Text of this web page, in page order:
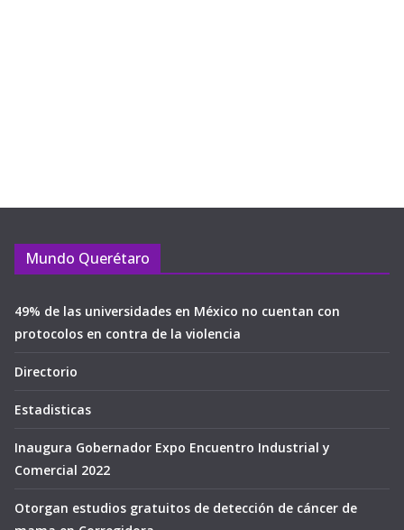
Mundo Querétaro
49% de las universidades en México no cuentan con
protocolos en contra de la violencia
Directorio
Estadisticas
Inaugura Gobernador Expo Encuentro Industrial y
Comercial 2022
Otorgan estudios gratuitos de detección de cáncer de